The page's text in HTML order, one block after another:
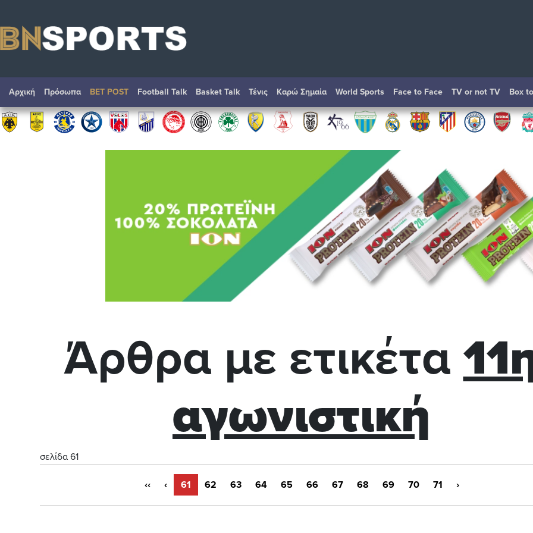
Αρχική Πρόσωπα BET POST Football Talk Basket Talk Τένις Καρώ Σημαία World Sports Face to Face TV or not TV Box
Άρθρα με ετικέτα
αγωνιστική
σελίδα 61
‹‹ ‹ 61 62 63 64 65 66 67 68 69 70 71 ›